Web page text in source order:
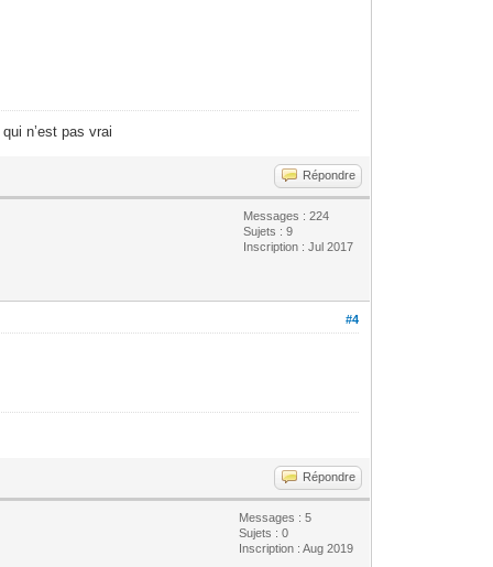
n’est pas vrai
Répondre
Messages : 224
Sujets : 9
Inscription : Jul 2017
#4
Répondre
Messages : 5
Sujets : 0
Inscription : Aug 2019